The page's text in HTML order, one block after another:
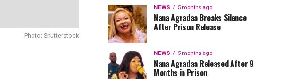
Photo: Shutterstock
NEWS 5 months ago
Nana Agradaa Breaks Silence
After Prison Release
NEWS 5 months ago
Nana Agradaa Released After 9
Months in Prison